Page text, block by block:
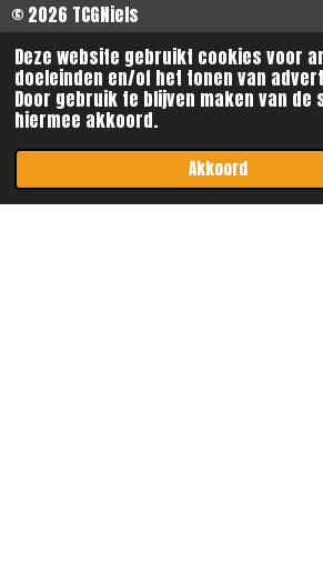
Deze website gebruikt cookies voor
doeleinden en/of het tonen van
Door gebruik te blijven maken van de
hiermee akkoord.
Akkoord
© 2026 TCGNiels